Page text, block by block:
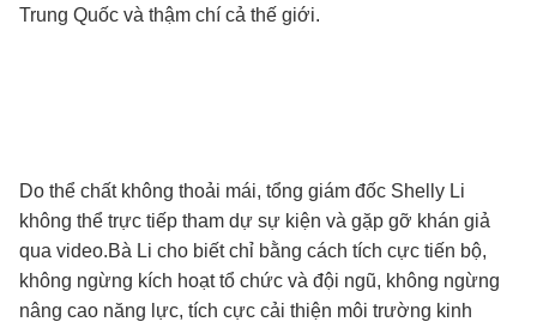
Trung Quốc và thậm chí cả thế giới.
Do thể chất không thoải mái, tổng giám đốc Shelly Li
không thể trực tiếp tham dự sự kiện và gặp gỡ khán giả
qua video.Bà Li cho biết chỉ bằng cách tích cực tiến bộ,
không ngừng kích hoạt tổ chức và đội ngũ, không ngừng
nâng cao năng lực, tích cực cải thiện môi trường kinh